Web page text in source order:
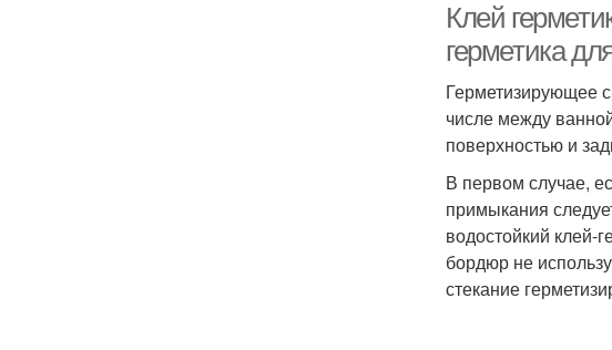
Клей
герметика
Герметизирующее
числе между
поверхностью и
В первом случае,
примыкания
водостойкий клей-
бордюр не
стекание